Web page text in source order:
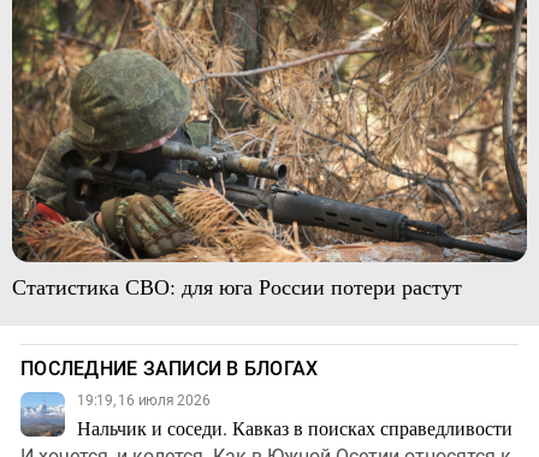
Статистика СВО: для юга России потери растут
ПОСЛЕДНИЕ ЗАПИСИ В БЛОГАХ
19:19, 16 июля 2026
Нальчик и соседи. Кавказ в поисках справедливости